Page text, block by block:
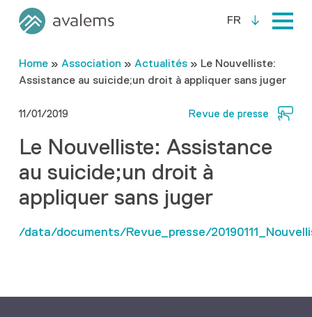
FR
Home» Association » Actualités» Le Nouvelliste:
Assistance au suicide;un droit à appliquer sans juger
11/01/2019 Revue de presse
Le Nouvelliste: Assistance
au suicide;un droit à
appliquer sans juger
/data/documents/Revue_presse/